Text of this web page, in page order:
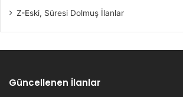
Z-Eski, Süresi Dolmuş İlanlar
Güncellenen İlanlar